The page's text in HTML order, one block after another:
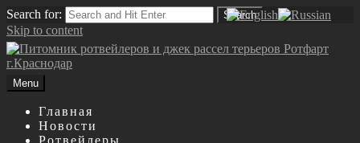
Search for: Search
Skip to content
Menu
Главная
Новости
Ротвейлеры